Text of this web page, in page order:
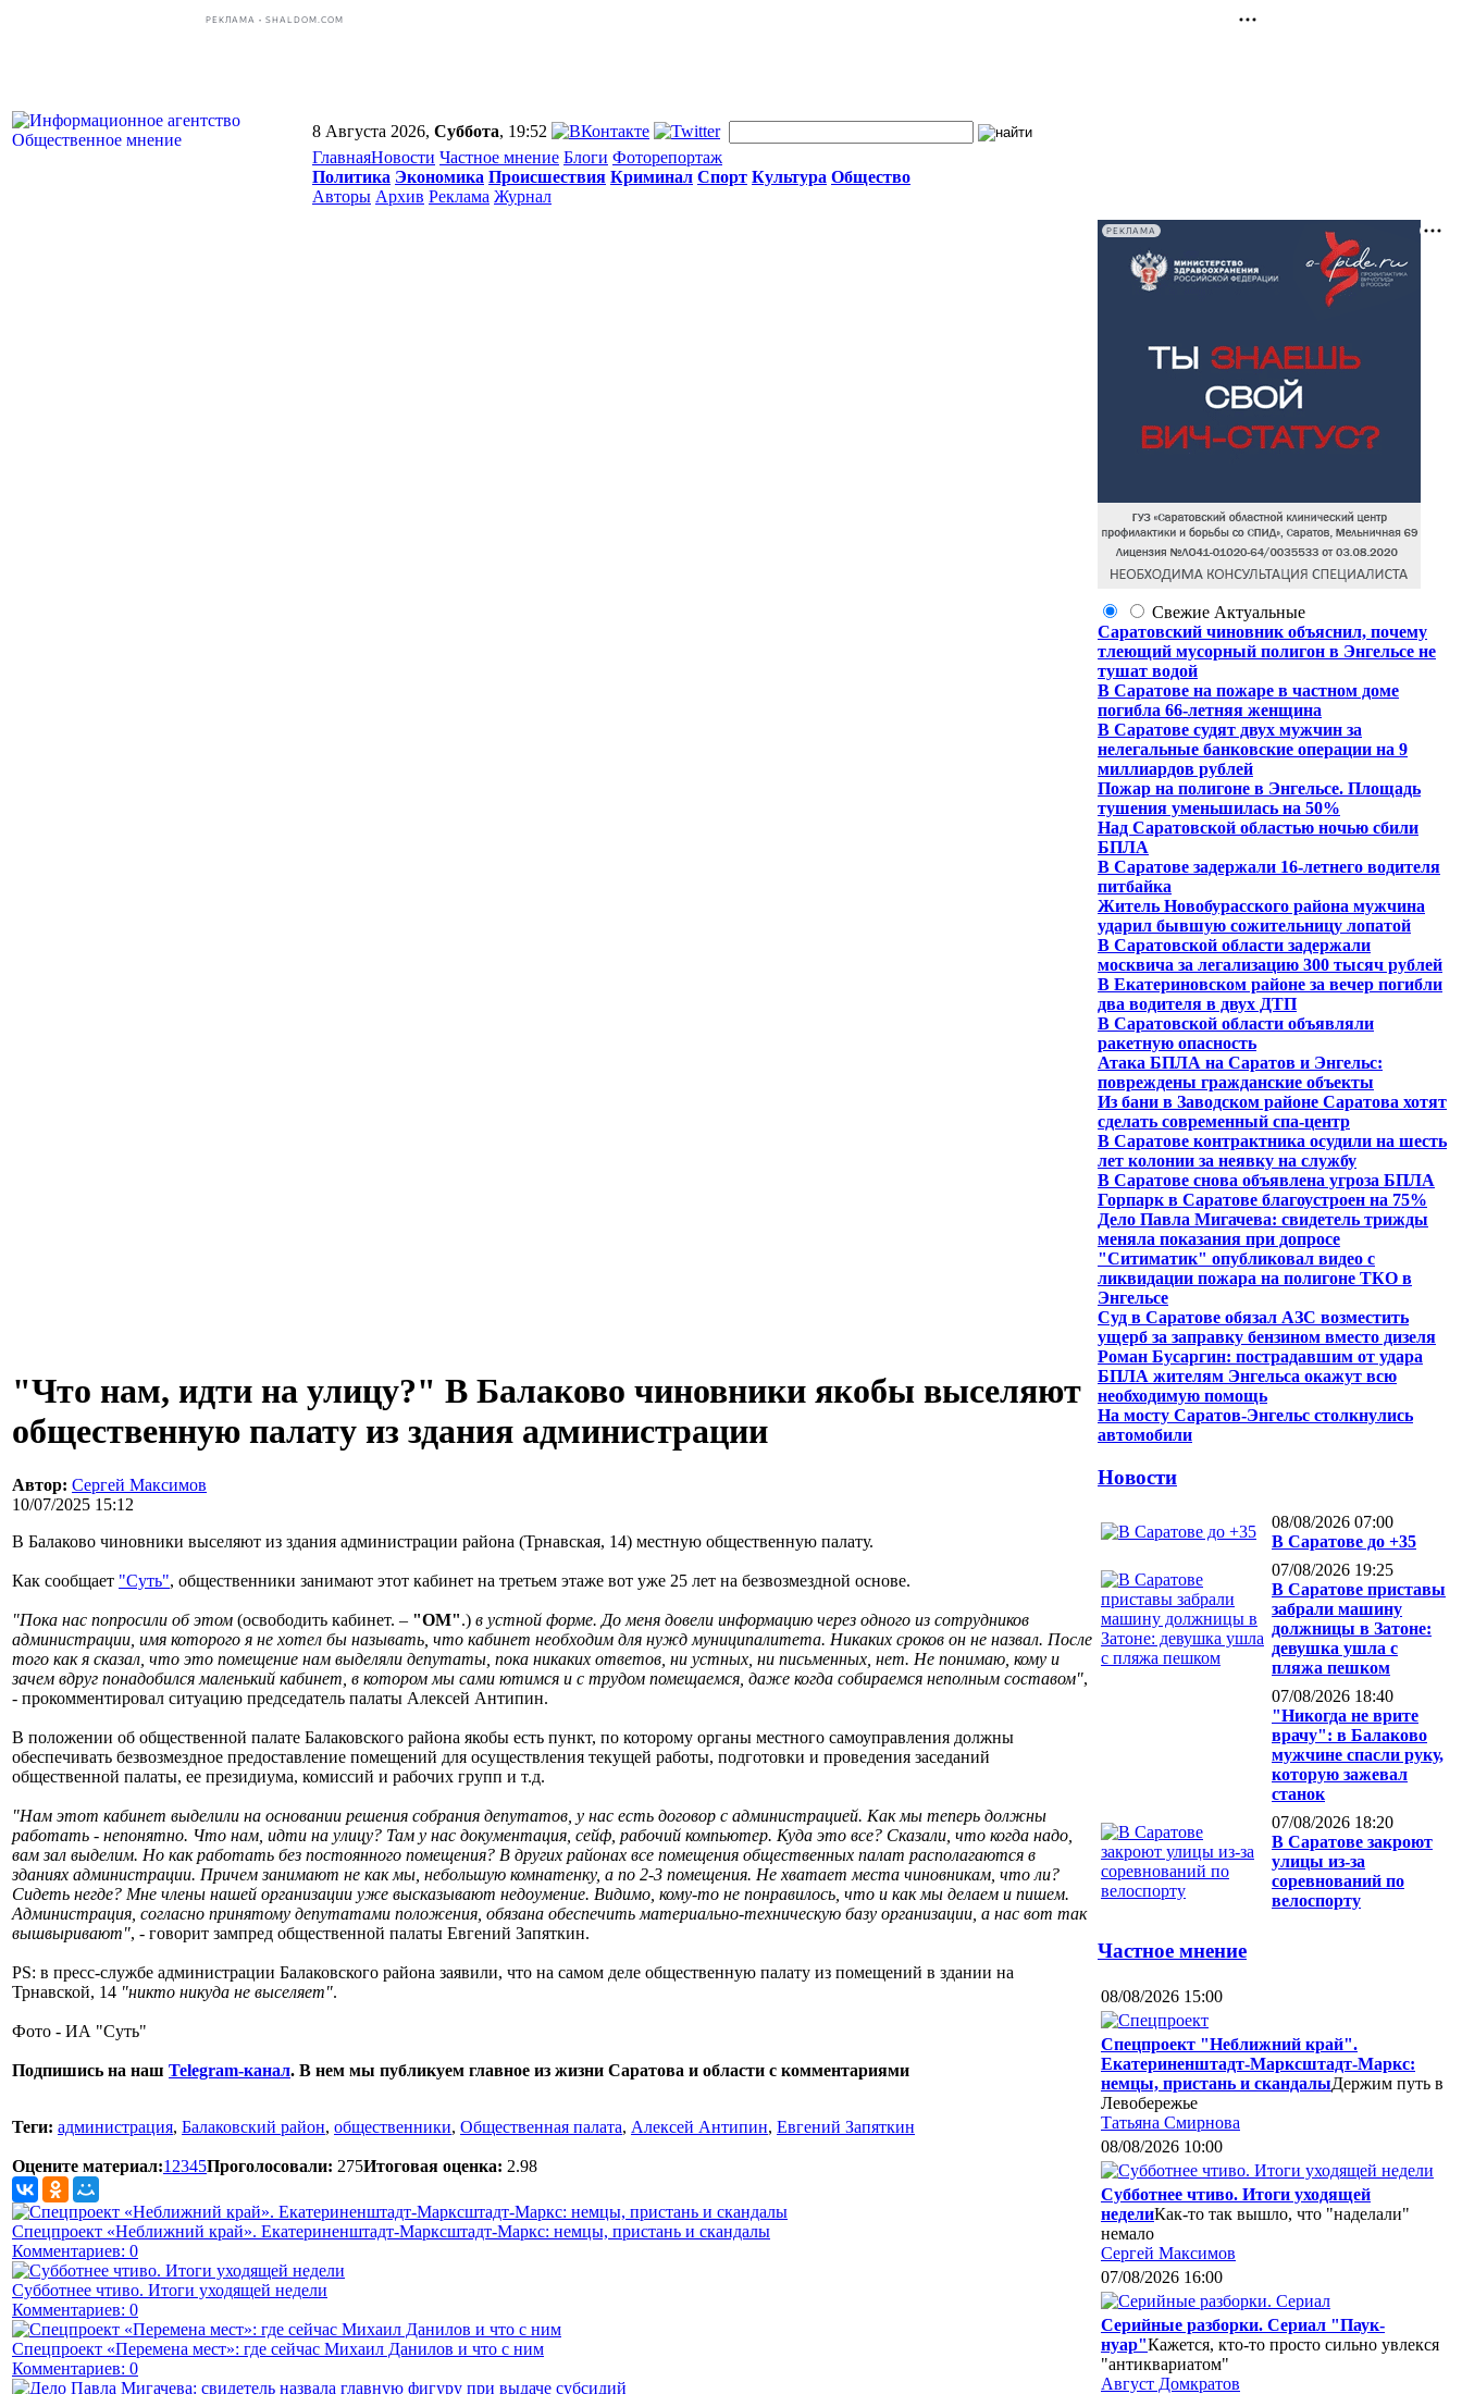
РЕКЛАМА • SHALDOM.COM
8 Августа 2026, Суббота, 19:52
ГлавнаяНовости Частное мнение Блоги Фоторепортаж
Политика Экономика Происшествия Криминал Спорт Культура Общество
Авторы Архив Реклама Журнал
"Что нам, идти на улицу?" В Балаково чиновники якобы выселяют
общественную палату из здания администрации
Автор: Сергей Максимов
10/07/2025 15:12
В Балаково чиновники выселяют из здания администрации района (Трнавская, 14) местную общественную палату.
Как сообщает "Суть", общественники занимают этот кабинет на третьем этаже вот уже 25 лет на безвозмездной основе.
"Пока нас попросили об этом (освободить кабинет. – "ОМ".) в устной форме. До меня довели информацию через одного из сотрудников
администрации, имя которого я не хотел бы называть, что кабинет необходим для нужд муниципалитета. Никаких сроков он не назвал. После
того как я сказал, что это помещение нам выделяли депутаты, пока никаких ответов, ни устных, ни письменных, нет. Не понимаю, кому и
зачем вдруг понадобился маленький кабинет, в котором мы сами ютимся и с трудом помещаемся, даже когда собираемся неполным составом",
- прокомментировал ситуацию председатель палаты Алексей Антипин.
В положении об общественной палате Балаковского района якобы есть пункт, по которому органы местного самоуправления должны
обеспечивать безвозмездное предоставление помещений для осуществления текущей работы, подготовки и проведения заседаний
общественной палаты, ее президиума, комиссий и рабочих групп и т.д.
"Нам этот кабинет выделили на основании решения собрания депутатов, у нас есть договор с администрацией. Как мы теперь должны
работать - непонятно. Что нам, идти на улицу? Там у нас документация, сейф, рабочий компьютер. Куда это все? Сказали, что когда надо,
вам зал выделим. Но как работать без постоянного помещения? В других районах все помещения общественных палат располагаются в
зданиях администрации. Причем занимают не как мы, небольшую комнатенку, а по 2-3 помещения. Не хватает места чиновникам, что ли?
Сидеть негде? Мне члены нашей организации уже высказывают недоумение. Видимо, кому-то не понравилось, что и как мы делаем и пишем.
Администрация, согласно принятому депутатами положения, обязана обеспечить материально-техническую базу организации, а нас вот так
вышвыривают", - говорит зампред общественной палаты Евгений Запяткин.
PS: в пресс-службе администрации Балаковского района заявили, что на самом деле общественную палату из помещений в здании на
Трнавской, 14 "никто никуда не выселяет".
Фото - ИА "Суть"
Подпишись на наш Telegram-канал. В нем мы публикуем главное из жизни Саратова и области с комментариями
Теги: администрация, Балаковский район, общественники, Общественная палата, Алексей Антипин, Евгений Запяткин
Оцените материал:1 2345Проголосовали: 275Итоговая оценка: 2.98
Спецпроект «Неближний край». Екатериненштадт-Марксштадт-Маркс: немцы, пристань и скандалы
Комментариев: 0
Субботнее чтиво. Итоги уходящей недели
Комментариев: 0
Спецпроект «Перемена мест»: где сейчас Михаил Данилов и что с ним
Комментариев: 0
РЕКЛАМА
Свежие Актуальные
Саратовский чиновник объяснил, почему
тлеющий мусорный полигон в Энгельсе не
тушат водой
В Саратове на пожаре в частном доме
погибла 66-летняя женщина
В Саратове судят двух мужчин за
нелегальные банковские операции на 9
миллиардов рублей
Пожар на полигоне в Энгельсе. Площадь
тушения уменьшилась на 50%
Над Саратовской областью ночью сбили
БПЛА
В Саратове задержали 16-летнего водителя
питбайка
Житель Новобурасского района мужчина
ударил бывшую сожительницу лопатой
В Саратовской области задержали
москвича за легализацию 300 тысяч рублей
В Екатериновском районе за вечер погибли
два водителя в двух ДТП
В Саратовской области объявляли
ракетную опасность
Атака БПЛА на Саратов и Энгельс:
повреждены гражданские объекты
Из бани в Заводском районе Саратова хотят
сделать современный спа-центр
В Саратове контрактника осудили на шесть
лет колонии за неявку на службу
В Саратове снова объявлена угроза БПЛА
Горпарк в Саратове благоустроен на 75%
Дело Павла Мигачева: свидетель трижды
меняла показания при допросе
"Ситиматик" опубликовал видео с
ликвидации пожара на полигоне ТКО в
Энгельсе
Суд в Саратове обязал АЗС возместить
ущерб за заправку бензином вместо дизеля
Роман Бусаргин: пострадавшим от удара
БПЛА жителям Энгельса окажут всю
необходимую помощь
На мосту Саратов-Энгельс столкнулись
автомобили
Новости
08/08/2026 07:00
В Саратове до +35
07/08/2026 19:25
В Саратове приставы
забрали машину
должницы в Затоне:
девушка ушла с
пляжа пешком
07/08/2026 18:40
"Никогда не врите
врачу": в Балаково
мужчине спасли руку,
которую зажевал
станок
07/08/2026 18:20
В Саратове закроют
улицы из-за
соревнований по
велоспорту
Частное мнение
08/08/2026 15:00
Спецпроект "Неближний край".
Екатериненштадт-Марксштадт-Маркс:
немцы, пристань и скандалыДержим путь в
Левобережье
Татьяна Смирнова
08/08/2026 10:00
Субботнее чтиво. Итоги уходящей
неделиКак-то так вышло, что "наделали"
немало
Сергей Максимов
07/08/2026 16:00
Серийные разборки. Сериал "Паук-
нуар"Кажется, кто-то просто сильно увлекся
"антиквариатом"
Август Домкратов